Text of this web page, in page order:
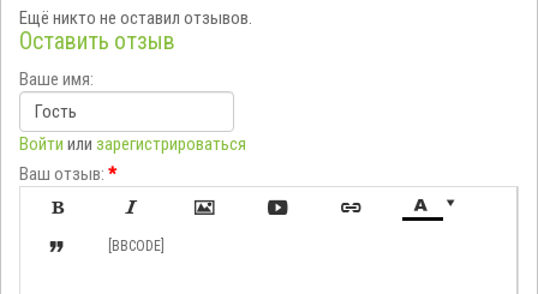
Ещё никто не оставил отзывов.
Оставить отзыв
Ваше имя:
Войти или зарегистрироваться
Ваш отзыв: *

     
 [BBCODE]